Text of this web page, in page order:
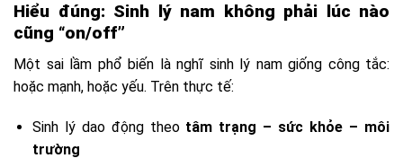
Hiểu đúng: Sinh lý nam không phải lúc nào
cũng “on/off”
Một sai lầm phổ biến là nghĩ sinh lý nam giống công tắc:
hoặc mạnh, hoặc yếu. Trên thực tế:
Sinh lý dao động theo tâm trạng – sức khỏe – môi
trường